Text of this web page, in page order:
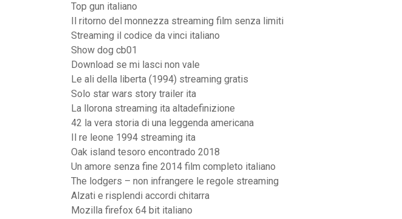
Top gun italiano
Il ritorno del monnezza streaming film senza limiti
Streaming il codice da vinci italiano
Show dog cb01
Download se mi lasci non vale
Le ali della liberta (1994) streaming gratis
Solo star wars story trailer ita
La llorona streaming ita altadefinizione
42 la vera storia di una leggenda americana
Il re leone 1994 streaming ita
Oak island tesoro encontrado 2018
Un amore senza fine 2014 film completo italiano
The lodgers – non infrangere le regole streaming
Alzati e risplendi accordi chitarra
Mozilla firefox 64 bit italiano